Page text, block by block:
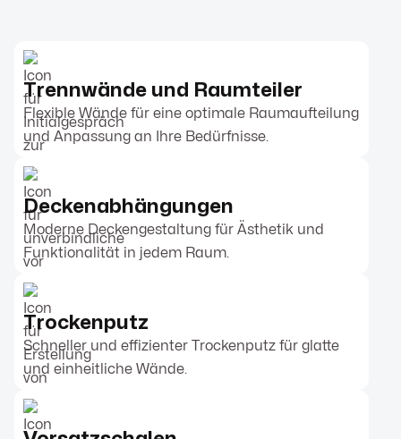
Trennwände und Raumteiler
Flexible Wände für eine optimale Raumaufteilung
und Anpassung an Ihre Bedürfnisse.
Deckenabhängungen
Moderne Deckengestaltung für Ästhetik und
Funktionalität in jedem Raum.
Trockenputz
Schneller und effizienter Trockenputz für glatte
und einheitliche Wände.